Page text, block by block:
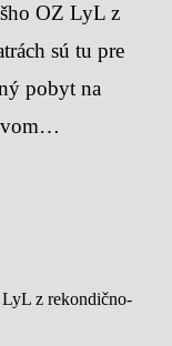
OZ LyL z
sú tu pre
pobyt na
z rekondično-